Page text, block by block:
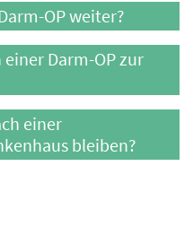
OP weiter?
Darm-OP zur
einer
bleiben?